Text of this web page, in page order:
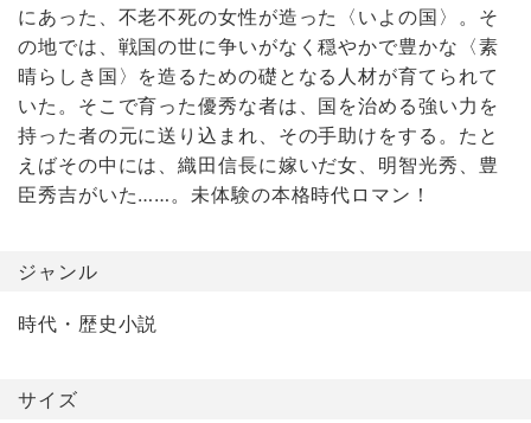
にあった、不老不死の女性が造った〈いよの国〉。そ
の地では、戦国の世に争いがなく穏やかで豊かな〈素
晴らしき国〉を造るための礎となる人材が育てられて
いた。そこで育った優秀な者は、国を治める強い力を
持った者の元に送り込まれ、その手助けをする。たと
えばその中には、織田信長に嫁いだ女、明智光秀、豊
臣秀吉がいた……。未体験の本格時代ロマン！
ジャンル
時代・歴史小説
サイズ